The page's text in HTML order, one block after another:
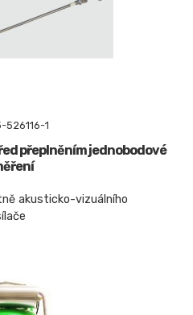
526116-1
přeplněním jednobodové
akusticko-vizuálního